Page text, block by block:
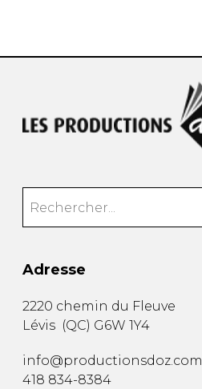
Adresse
2220 chemin du Fleuve
Lévis (QC) G6W 1Y4
info@productionsdoz.com
418 834-8384